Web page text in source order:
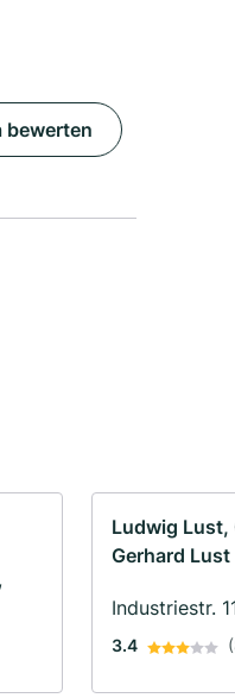
bewerten
Ludwig Lust,
Gerhard Lust
Industriestr.
3.4